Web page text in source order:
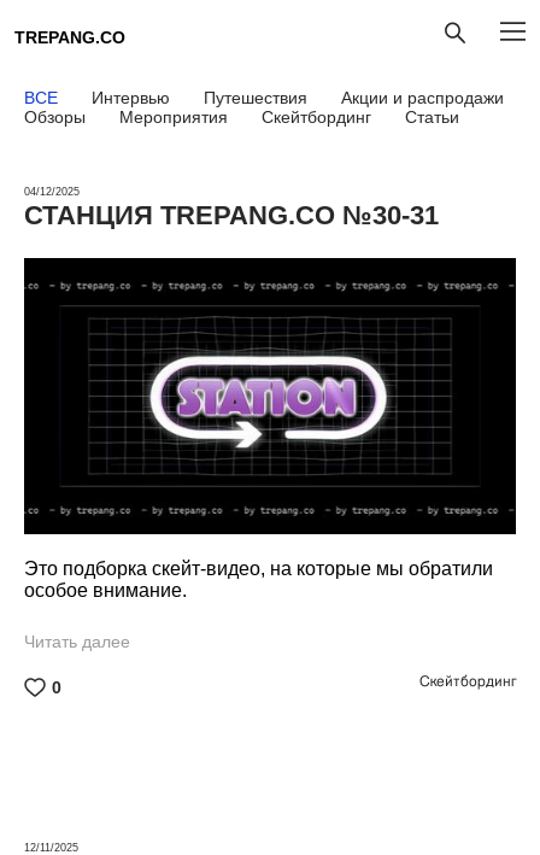
TREPANG.CO
ВСЕ Интервью Путешествия
Акции и распродажи
Обзоры
Мероприятия Скейтбординг Статьи
Это подборка скейт-видео, на которые мы обратили
особое внимание.
Читать далее
0 Скейтбординг
04/12/2025
СТАНЦИЯ TREPANG.CO №30-31
12/11/2025